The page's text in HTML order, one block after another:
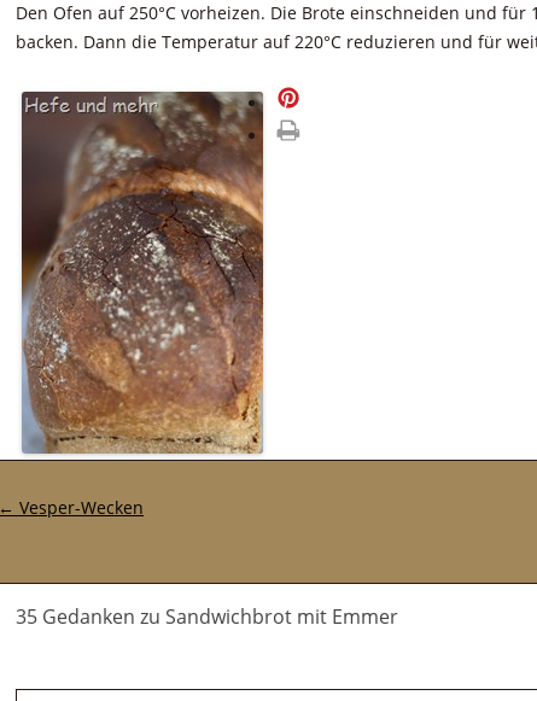
Den Ofen auf 250°C vorheizen. Die Brote einschneiden und für
backen. Dann die Temperatur auf 220°C reduzieren und für
Post-Navigation
← Vesper-Wecken
35 Gedanken zu Sandwichbrot mit Emmer